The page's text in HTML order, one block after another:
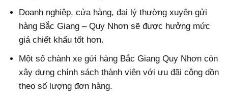
Doanh nghiệp, cửa hàng, đại lý thường xuyên gửi
hàng Bắc Giang – Quy Nhơn sẽ được hưởng mức
giá chiết khấu tốt hơn.
Một số chành xe gửi hàng Bắc Giang Quy Nhơn còn
xây dựng chính sách thành viên với ưu đãi cộng dồn
theo số lượng đơn hàng.